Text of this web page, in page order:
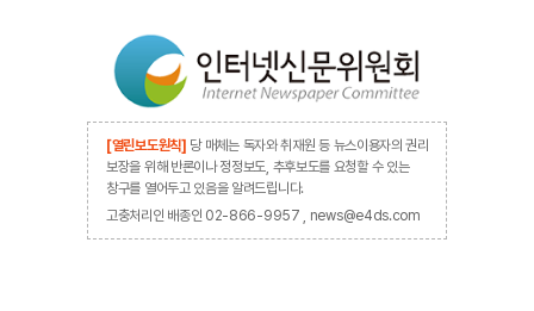
[열린보도원칙] 당 매체는 독자와 취재원 등 뉴스이용자의 권리
보장을 위해 반론이나 정정보도, 추후보도를 요청할 수 있는
창구를 열어두고 있음을 알려드립니다.
고충처리인 배종인 02-866-9957 , news@e4ds.com